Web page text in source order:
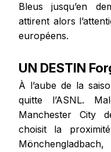
Bleus jusqu’en
attirent alors
européens.
UN DESTIN
À l’aube de la
quitte l’ASNL.
Manchester City
choisit la